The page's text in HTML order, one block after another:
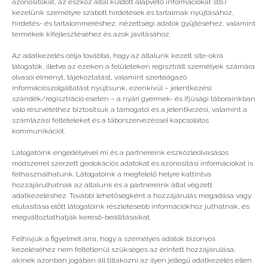
azonosítókat, az eszköz által küldött alapvető információkat stb.)
kezelünk személyre szabott hirdetések és tartalmak nyújtásához,
hirdetés- és tartalomméréshez, nézettségi adatok gyűjtéséhez, valamint
termékek kifejlesztéséhez és azok javításához.
Az adatkezelés célja továbbá, hogy az általunk kezelt site-okra
látogatók, illetve az ezeken a felületeken regisztrált személyek számára
olvasói élményt, tájékoztatást, valamint szerteágazó
információszolgáltatást nyújtsunk, ezenkívül – jelentkezési
szándék/regisztráció esetén – a nyári gyermek- és ifjúsági táborainkban
való részvételhez biztosítsuk a támogatói és a jelentkezési, valamint a
számlázási feltételeket és a táborszervezéssel kapcsolatos
kommunikációt.
Látogatóink engedélyével mi és a partnereink eszközleolvasásos
módszerrel szerzett geolokációs adatokat és azonosítási információkat is
felhasználhatunk. Látogatóink a megfelelő helyre kattintva
hozzájárulhatnak az általunk és a partnereink által végzett
adatkezeléshez. További lehetőségként a hozzájárulás megadása vagy
elutasítása előtt látogatóink részletesebb információkhoz juthatnak, és
megváltoztathatják kereső-beállításaikat.
Felhívjuk a figyelmet arra, hogy a személyes adatok bizonyos
kezeléséhez nem feltétlenül szükséges az érintett hozzájárulása,
akinek azonban jogában áll tiltakozni az ilyen jellegű adatkezelés ellen.
Vélemény, hozzászólás?
Az e-mail címet nem tesszük közzé. A kötelező
mezőket*karakterrel jelöltük
A nevem, e-mail címem, és weboldalcímem